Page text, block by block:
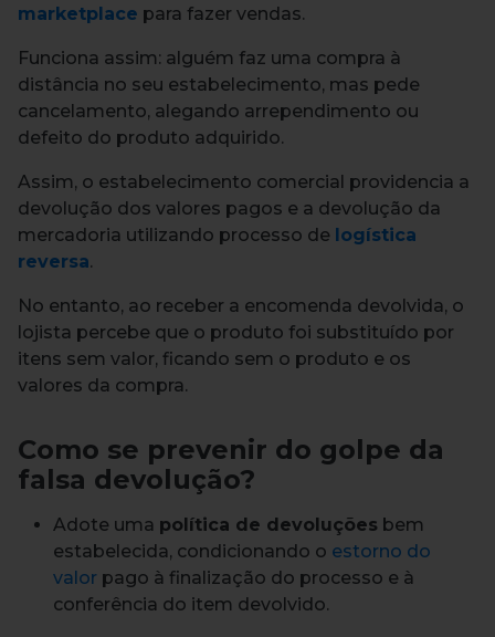
marketplace para fazer vendas.
Funciona assim: alguém faz uma compra à
distância no seu estabelecimento, mas pede
cancelamento, alegando arrependimento ou
defeito do produto adquirido.
Assim, o estabelecimento comercial providencia a
devolução dos valores pagos e a devolução da
mercadoria utilizando processo de logística
reversa.
No entanto, ao receber a encomenda devolvida, o
lojista percebe que o produto foi substituído por
itens sem valor, ficando sem o produto e os
valores da compra.
Como se prevenir do golpe da
falsa devolução?
Adote uma política de devoluções bem
estabelecida, condicionando o estorno do
valor pago à finalização do processo e à
conferência do item devolvido.